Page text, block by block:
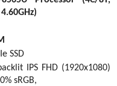
.60GHz)
SSD
IPSFHD (1920x1080)
sRGB,